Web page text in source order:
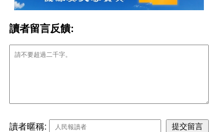
讀者留言反饋:
讀者暱稱: